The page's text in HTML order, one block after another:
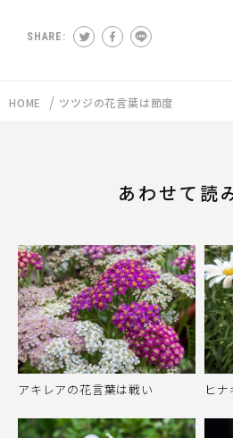
SHARE:
HOME ツツジの花言葉は節度
あわせて読
アキレアの花言葉は戦い ヒ